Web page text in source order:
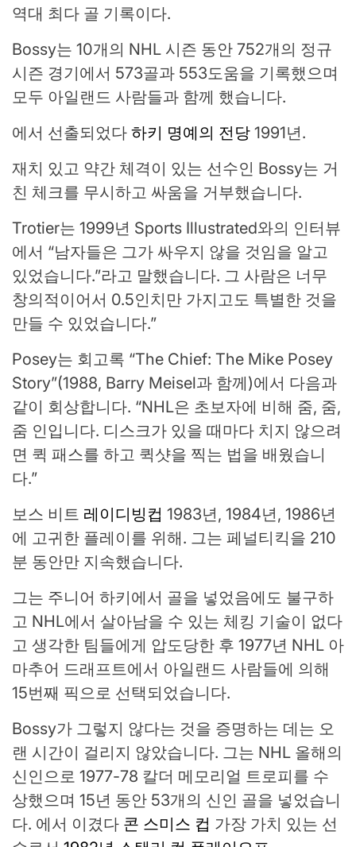
역대 최다 골 기록이다.
Bossy는 10개의 NHL 시즌 동안 752개의 정규
시즌 경기에서 573골과 553도움을 기록했으며
모두 아일랜드 사람들과 함께 했습니다.
에서 선출되었다 하키 명예의 전당 1991년.
재치 있고 약간 체격이 있는 선수인 Bossy는 거
친 체크를 무시하고 싸움을 거부했습니다.
Trotier는 1999년 Sports Illustrated와의 인터뷰
에서 “남자들은 그가 싸우지 않을 것임을 알고
있었습니다.”라고 말했습니다. 그 사람은 너무
창의적이어서 0.5인치만 가지고도 특별한 것을
만들 수 있었습니다.”
Posey는 회고록 “The Chief: The Mike Posey
Story”(1988, Barry Meisel과 함께)에서 다음과
같이 회상합니다. “NHL은 초보자에 비해 줌, 줌,
줌 인입니다. 디스크가 있을 때마다 치지 않으려
면 퀵 패스를 하고 퀵샷을 찍는 법을 배웠습니
다.”
보스 비트 레이디빙컵 1983년, 1984년, 1986년
에 고귀한 플레이를 위해. 그는 페널티킥을 210
분 동안만 지속했습니다.
그는 주니어 하키에서 골을 넣었음에도 불구하
고 NHL에서 살아남을 수 있는 체킹 기술이 없다
고 생각한 팀들에게 압도당한 후 1977년 NHL 아
마추어 드래프트에서 아일랜드 사람들에 의해
15번째 픽으로 선택되었습니다.
Bossy가 그렇지 않다는 것을 증명하는 데는 오
랜 시간이 걸리지 않았습니다. 그는 NHL 올해의
신인으로 1977-78 칼더 메모리얼 트로피를 수
상했으며 15년 동안 53개의 신인 골을 넣었습니
다. 에서 이겼다 콘 스미스 컵 가장 가치 있는 선